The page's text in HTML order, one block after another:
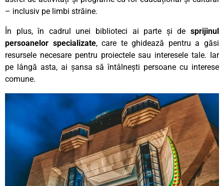
– inclusiv pe limbi străine.
În plus, în cadrul unei biblioteci ai parte și de sprijinul
persoanelor specializate, care te ghidează pentru a găsi
resursele necesare pentru proiectele sau interesele tale. Iar
pe lângă asta, ai șansa să întâlnești persoane cu interese
comune.